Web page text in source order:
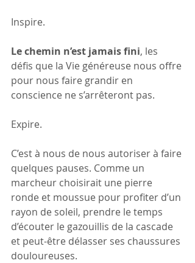
Inspire.
Le chemin n’est jamais fini, les
défis que la Vie généreuse nous offre
pour nous faire grandir en
conscience ne s’arrêteront pas.
Expire.
C’est à nous de nous autoriser à faire
quelques pauses. Comme un
marcheur choisirait une pierre
ronde et moussue pour profiter d’un
rayon de soleil, prendre le temps
d’écouter le gazouillis de la cascade
et peut-être délasser ses chaussures
douloureuses.